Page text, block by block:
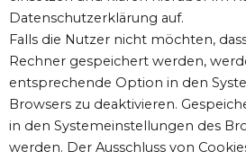
Datenschutzerklärung auf.
Falls die Nutzer nicht möchten,
Rechner gespeichert werden,
entsprechende Option in den
Browsers zu deaktivieren.
in den Systemeinstellungen des
werden. Der Ausschluss von